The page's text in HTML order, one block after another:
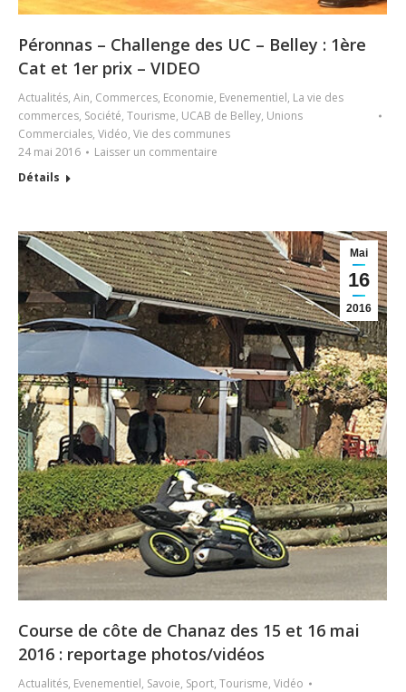
Péronnas – Challenge des UC – Belley : 1ère
Cat et 1er prix – VIDEO
Actualités, Ain, Commerces, Economie, Evenementiel, La vie des
commerces, Société, Tourisme, UCAB de Belley, Unions
Commerciales, Vidéo, Vie des communes
24 mai 2016
Laisser un commentaire
Détails
Mai
16
2016
Course de côte de Chanaz des 15 et 16 mai
2016 : reportage photos/vidéos
Actualités, Evenementiel, Savoie, Sport, Tourisme, Vidéo